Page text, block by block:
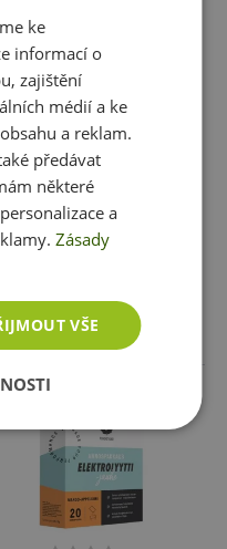
Electrolyte worx
300 g
649 Kč
sklademihned k expedici
Vybrat variantu
ke
informací o
zajištění
médií a ke
a reklam.
předávat
některé
a
Zásady
VŠE